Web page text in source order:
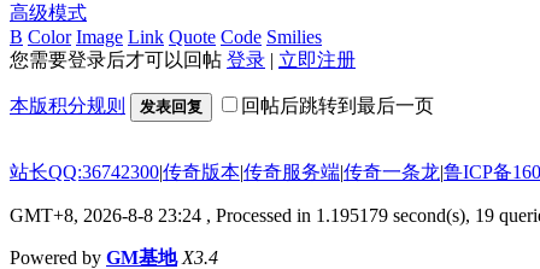
高级模式
B Color Image Link Quote Code Smilies
您需要登录后才可以回帖 登录 | 立即注册
本版积分规则 发表回复 回帖后跳转到最后一页
站长QQ:36742300|传奇版本|传奇服务端|传奇一条龙|鲁ICP备
GMT+8, 2026-8-8 23:24 , Processed in 1.195179 second(s), 19
Powered by GM基地 X3.4